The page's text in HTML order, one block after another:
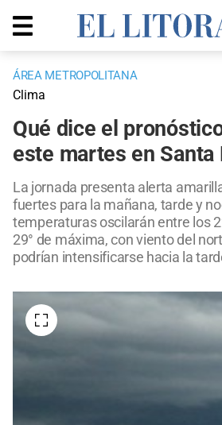
ÁREA METROPOLITANA
Clima
Qué dice el
este martes en Santa
La jornada presenta alerta
fuertes para la mañana, tarde y
temperaturas oscilarán entre los
29° de máxima, con viento del
podrían intensificarse hacia la